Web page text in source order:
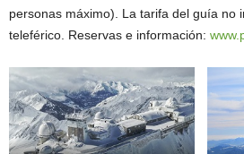
personas máximo). La tarifa del guía no
teleférico. Reservas e información: